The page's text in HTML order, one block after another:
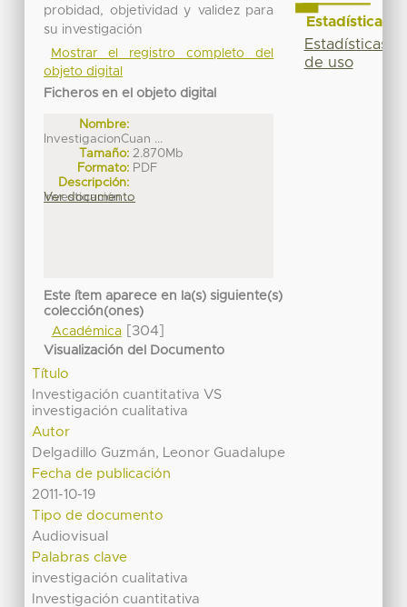
probidad, objetividad y validez para
su investigación
Mostrar el registro completo del
objeto digital
Ficheros en el objeto digital
Nombre:
InvestigacionCuan ...
Tamaño: 2.870Mb
Formato: PDF
Descripción:
Investigación ...
Ver documento
Este ítem aparece en la(s) siguiente(s)
colección(ones)
Académica[304]
Visualización del Documento
Título
Investigación cuantitativa VS
investigación cualitativa
Autor
Delgadillo Guzmán, Leonor Guadalupe
Fecha de publicación
2011-10-19
Tipo de documento
Audiovisual
Palabras clave
investigación cualitativa
Investigación cuantitativa
Estadísticas
Estadísticas
de uso